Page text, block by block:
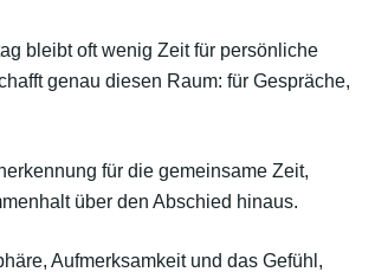
bleibt oft wenig Zeit für persönliche
genau diesen Raum: für Gespräche,
für die gemeinsame Zeit,
über den Abschied hinaus.
Aufmerksamkeit und das Gefühl,